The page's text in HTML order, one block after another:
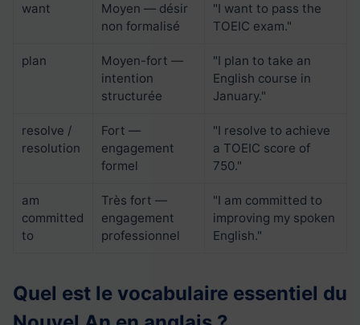
want
Moyen — désir
non formalisé
"I want to pass the
TOEIC exam."
plan
Moyen-fort —
intention
structurée
"I plan to take an
English course in
January."
resolve /
resolution
Fort —
engagement
formel
"I resolve to achieve
a TOEIC score of
750."
am
committed
to
Très fort —
engagement
professionnel
"I am committed to
improving my spoken
English."
Quel est le vocabulaire essentiel du